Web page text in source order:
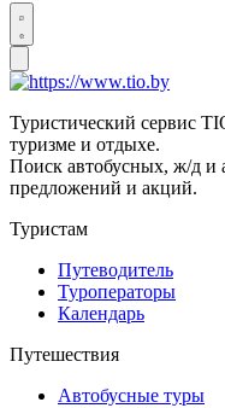
Туристический сервис
туризме и отдыхе.
Поиск автобусных, ж/д и
предложений и акций.
Туристам
Путеводитель
Туроператоры
Календарь
Путешествия
Автобусные туры